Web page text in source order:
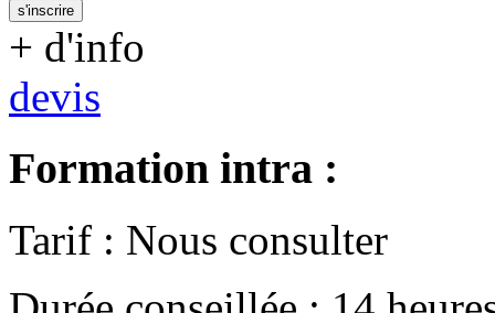
s'inscrire
+ d'info
devis
Formation intra :
Tarif : Nous consulter